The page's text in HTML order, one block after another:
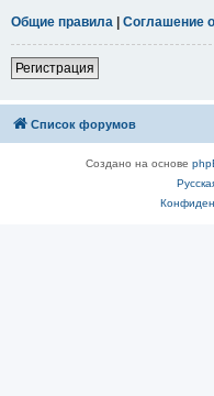
Общие правила | Соглашение
Регистрация
Список форумов
Создано на основе